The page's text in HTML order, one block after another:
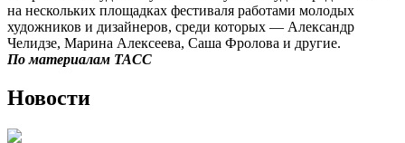
на нескольких площадках фестиваля работами молодых
художников и дизайнеров, среди которых — Александр
Челидзе, Марина Алексеева, Саша Фролова и другие.
По материалам ТАСС
Новости